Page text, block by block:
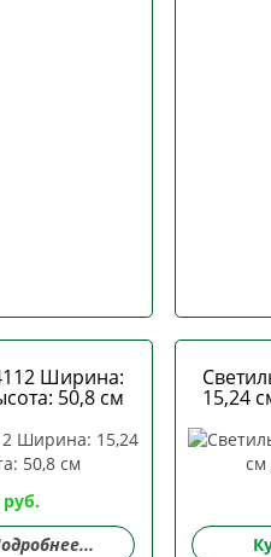
Ширина:
50,8 см
руб.
15,24